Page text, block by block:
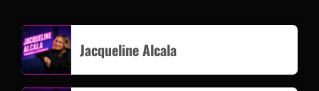
Jacqueline Alcala